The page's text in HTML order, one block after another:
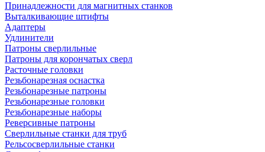
Принадлежности для магнитных станков
Выталкивающие штифты
Адаптеры
Удлинители
Патроны сверлильные
Патроны для корончатых сверл
Расточные головки
Резьбонарезная оснастка
Резьбонарезные патроны
Резьбонарезные головки
Резьбонарезные наборы
Реверсивные патроны
Сверлильные станки для труб
Рельсосверлильные станки